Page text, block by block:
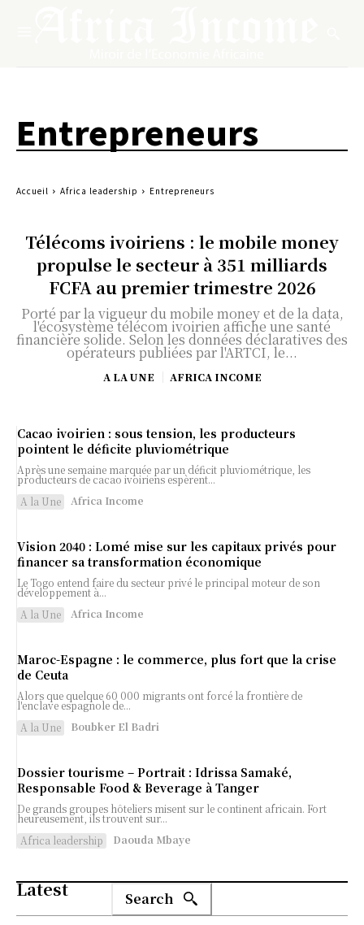
Entrepreneurs
Accueil Africa leadership Entrepreneurs
Télécoms ivoiriens : le mobile money
propulse le secteur à 351 milliards
FCFA au premier trimestre 2026
Porté par la vigueur du mobile money et de la data,
l'écosystème télécom ivoirien affiche une santé
financière solide. Selon les données déclaratives des
opérateurs publiées par l'ARTCI, le...
A LA UNE AFRICA INCOME
Cacao ivoirien : sous tension, les producteurs
pointent le déficite pluviométrique
Après une semaine marquée par un déficit pluviométrique, les
producteurs de cacao ivoiriens espèrent...
A la Une
Africa Income
Vision 2040 : Lomé mise sur les capitaux privés pour
financer sa transformation économique
Le Togo entend faire du secteur privé le principal moteur de son
développement à...
A la Une
Africa Income
Maroc-Espagne : le commerce, plus fort que la crise
de Ceuta
Alors que quelque 60 000 migrants ont forcé la frontière de
l'enclave espagnole de...
A la Une
Boubker El Badri
Dossier tourisme – Portrait : Idrissa Samaké,
Responsable Food & Beverage à Tanger
De grands groupes hôteliers misent sur le continent africain. Fort
heureusement, ils trouvent sur...
Africa leadership
Daouda Mbaye
Latest Search